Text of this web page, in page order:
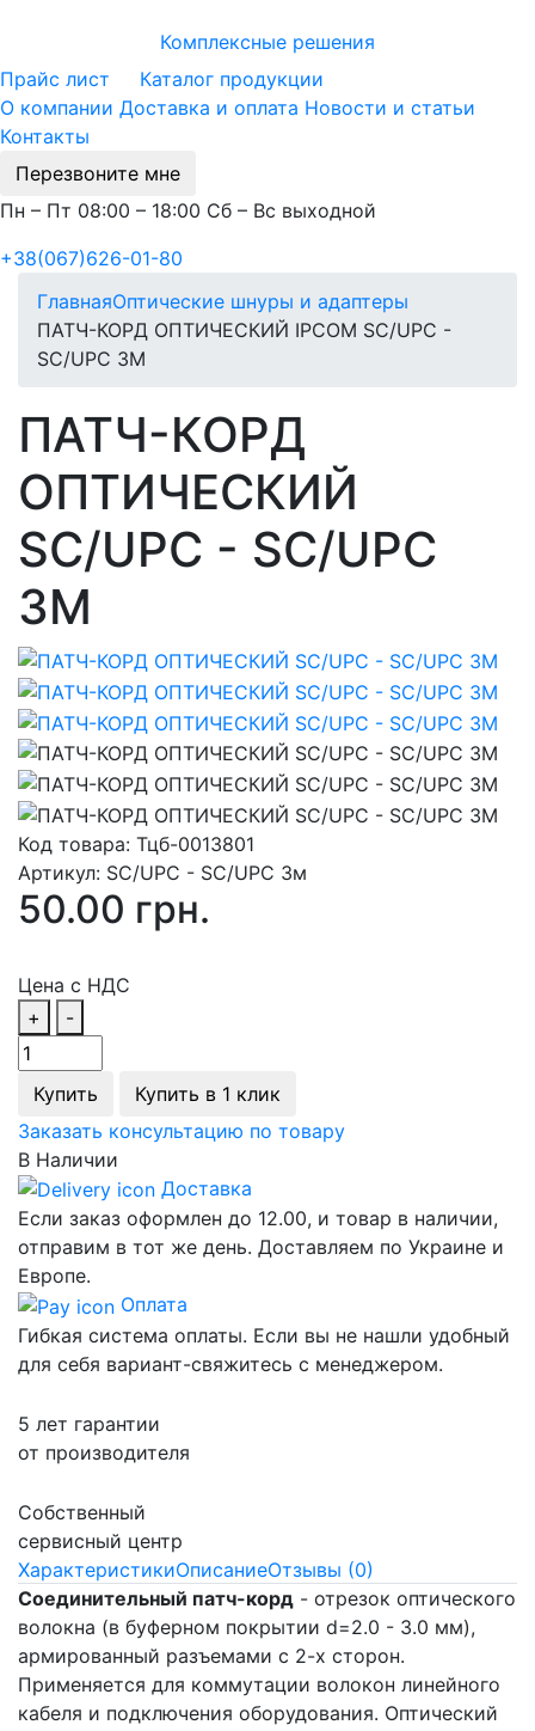
Комплексные решения
Прайс лист
Каталог продукции
О компании Доставка и оплата Новости и статьи
Контакты
Перезвоните мне
Пн – Пт 08:00 – 18:00 Сб – Вс выходной
+38(067)626-01-80
ГлавнаяОптические шнуры и адаптеры
ПАТЧ-КОРД ОПТИЧЕСКИЙ IPCOM SC/UPC -
SC/UPC 3М
ПАТЧ-КОРД
ОПТИЧЕСКИЙ
SC/UPC - SC/UPC
3М
Код товара: Тцб-0013801
Артикул: SC/UPC - SC/UPC 3м
50.00 грн.
Цена с НДС
+
-
Купить
Купить в 1 клик
Заказать консультацию по товару
В Наличии
Доставка
Если заказ оформлен до 12.00, и товар в наличии,
отправим в тот же день. Доставляем по Украине и
Европе.
Оплата
Гибкая система оплаты. Если вы не нашли удобный
для себя вариант-свяжитесь с менеджером.
5 лет гарантии
от производителя
Собственный
сервисный центр
ХарактеристикиОписаниеОтзывы (0)
Соединительный патч-корд - отрезок оптического
волокна (в буферном покрытии d=2.0 - 3.0 мм),
армированный разъемами с 2-х сторон.
Применяется для коммутации волокон линейного
кабеля и подключения оборудования. Оптический